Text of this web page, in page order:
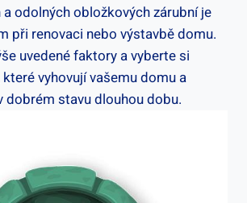
odolných obložkových zárubní je
při renovaci nebo výstavbě domu.
uvedené faktory a vyberte si
vyhovují vašemu domu a
dobrém stavu dlouhou dobu.